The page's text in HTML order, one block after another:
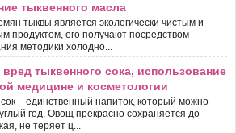
тыквенного масла
тыквы является экологически чистым и
продуктом, его получают посредством
методики холодно...
тыквенного сока, использование
медицине и косметологии
– единственный напиток, который можно
год. Овощ прекрасно сохраняется до
не теряет ц...